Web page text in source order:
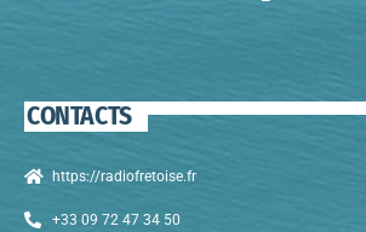
CONTACTS
https://radiofretoise.fr
+33 09 72 47 34 50